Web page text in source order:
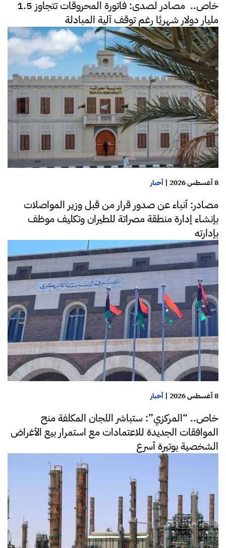
خاص.. مصادر لصدى: فاتورة المحروقات تتجاوز 1.5
مليار دولار شهريًا رغم توقف آلية المبادلة
8 أغسطس 2026 | أخبار
مصادر: أنباء عن صدور قرار من قبل وزير المواصلات
بإنشاء إدارة منطقة مصراتة للطيران وتكليف موظف
بإدارته
8 أغسطس 2026 | أخبار
خاص.. “المركزي”: ستباشر اللجان المكلفة منح
الموافقات الجديدة للاعتمادات مع استمرار بيع الأغراض
الشخصية بوتيرة أسرع